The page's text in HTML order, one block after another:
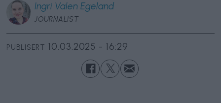
Ingri Valen Egeland
JOURNALIST
PUBLISERT 10.03.2025 - 16:29